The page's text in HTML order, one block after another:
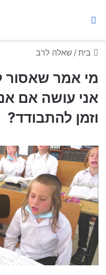
בית / שאלה לרב
מי אמר שאסור
אני עושה אם
וזמן להתבודד?